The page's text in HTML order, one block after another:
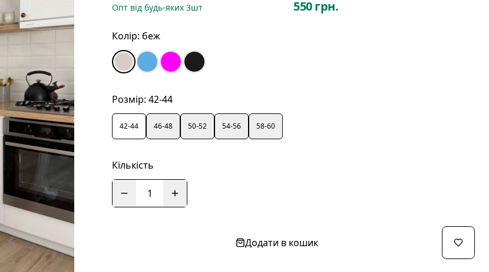
Опт від будь-яких 3шт 550 грн.
Колір: беж
Розмір: 42-44
42-44 46-48 50-52 54-56 58-60
Кількість
1
Додати в кошик